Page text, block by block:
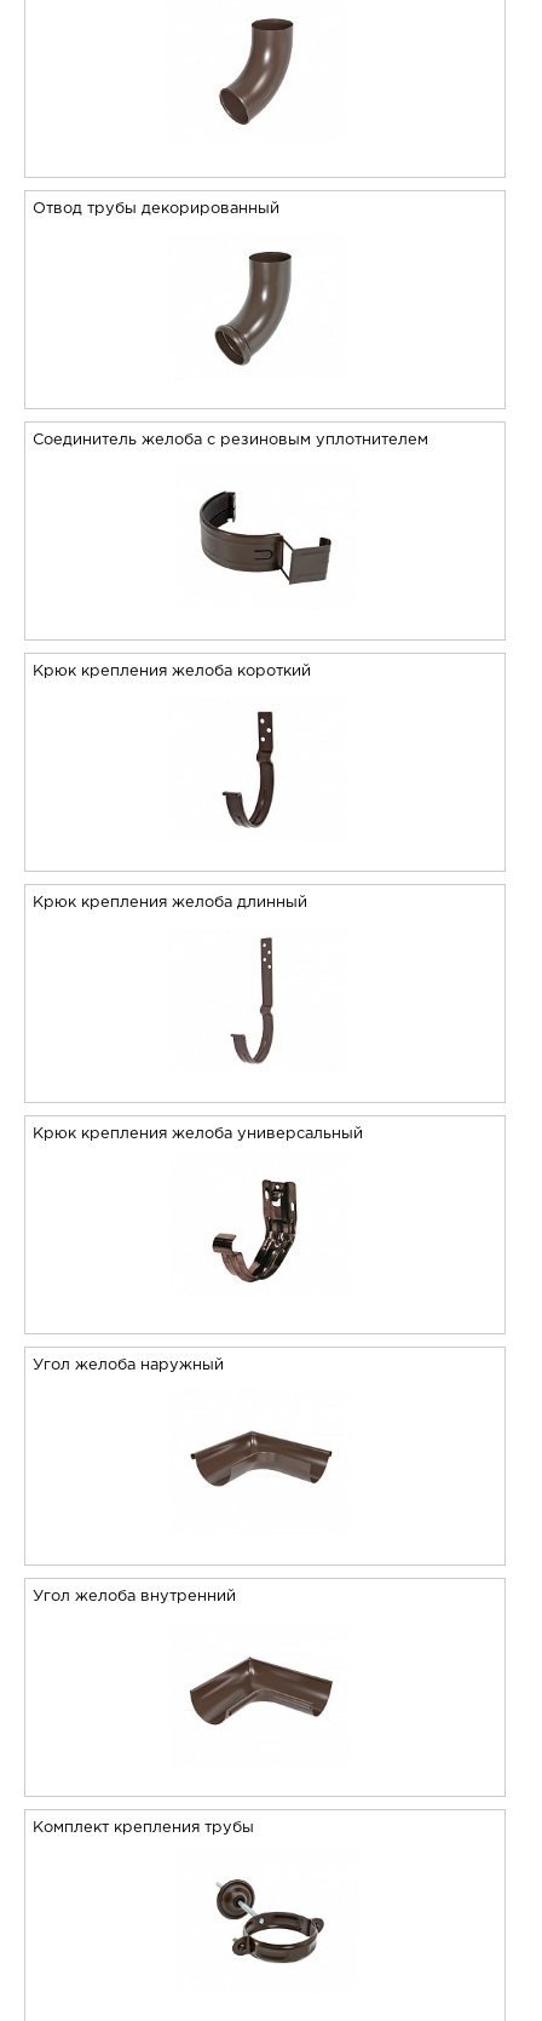
Отвод трубы декорированный
Соединитель желоба с резиновым уплотнителем
Крюк крепления желоба короткий
Крюк крепления желоба длинный
Крюк крепления желоба универсальный
Угол желоба наружный
Угол желоба внутренний
Комплект крепления трубы